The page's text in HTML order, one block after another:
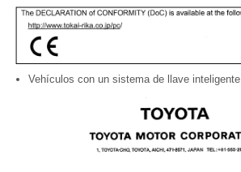
Vehículos con un sistema de llave inteligente